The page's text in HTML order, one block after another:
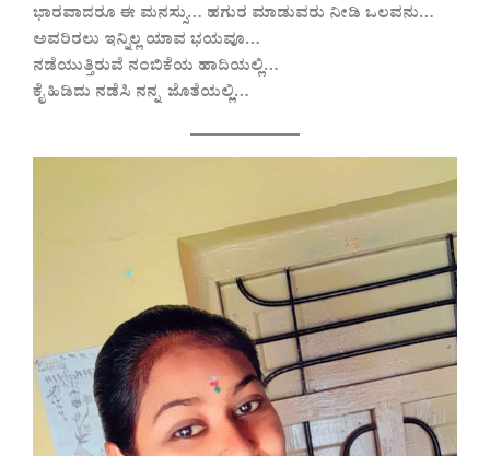
ಭಾರವಾದರೂ ಈ ಮನಸ್ಸು… ಹಗುರ ಮಾಡುವರು ನೀಡಿ ಒಲವನು…
ಅವರಿರಲು ಇನ್ನಿಲ್ಲ ಯಾವ ಭಯವೂ…
ನಡೆಯುತ್ತಿರುವೆ ನಂಬಿಕೆಯ ಹಾದಿಯಲ್ಲಿ…
ಕೈ ಹಿಡಿದು ನಡೆಸಿ ನನ್ನ ಜೊತೆಯಲ್ಲಿ…